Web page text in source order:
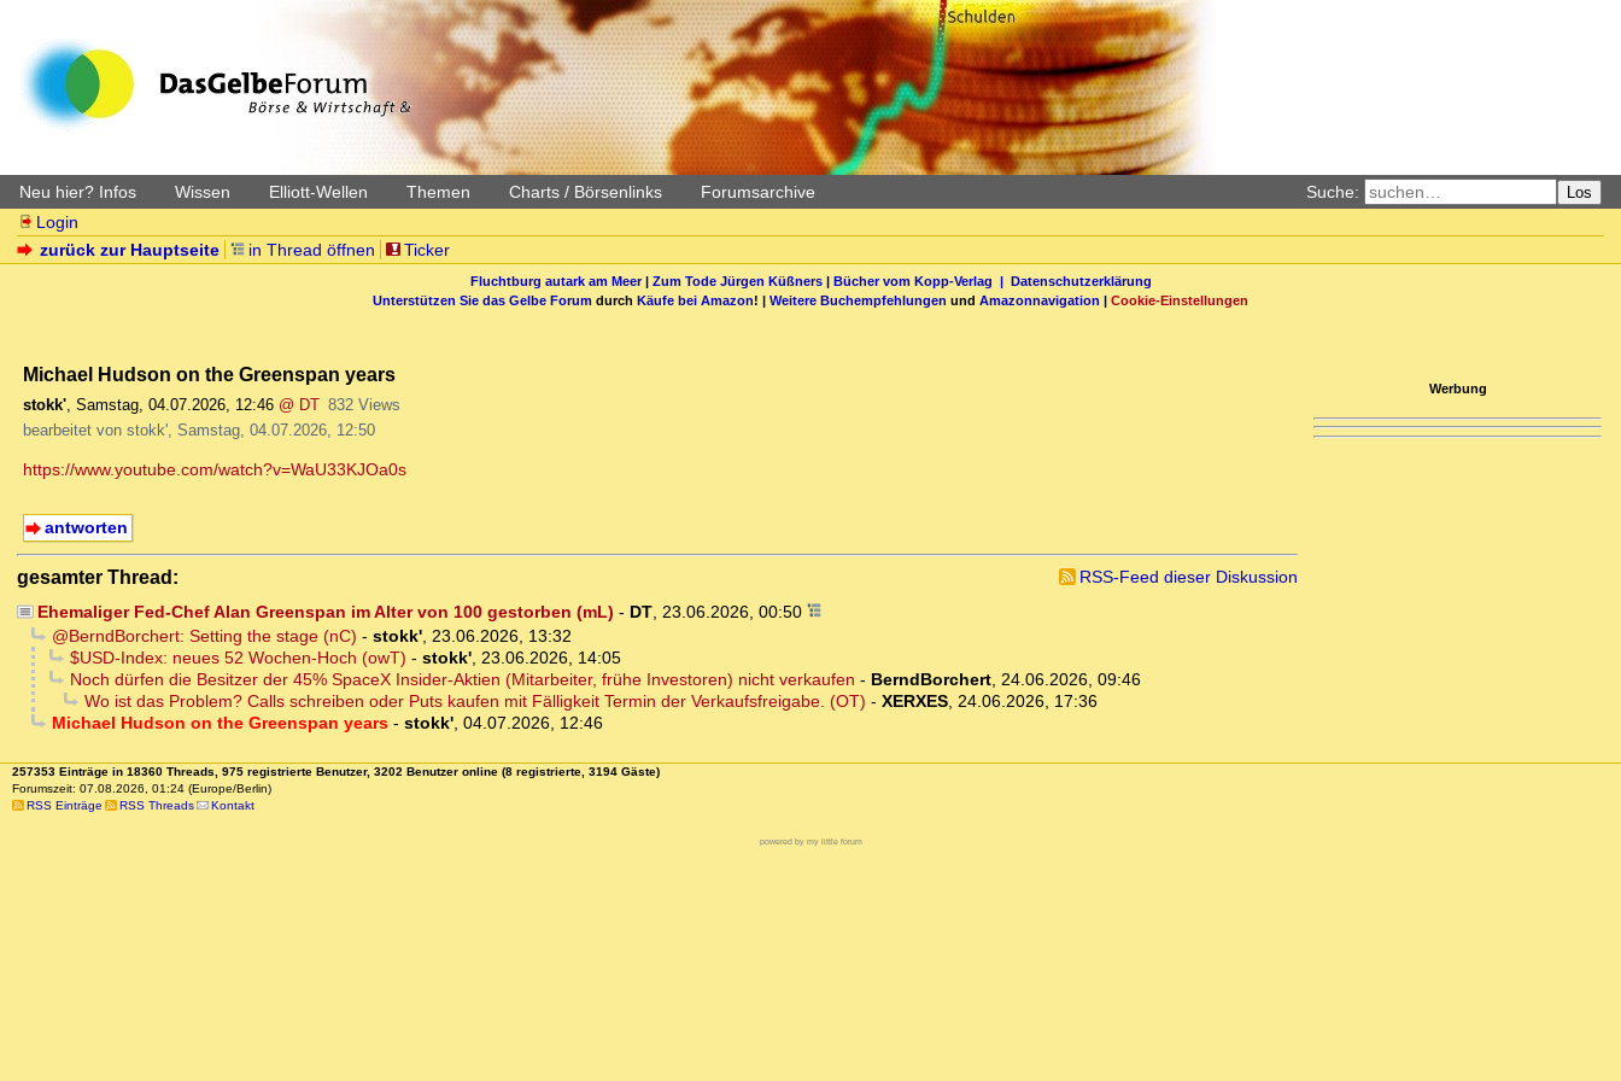
Neu hier? Infos Wissen Elliott-Wellen Themen Charts / Börsenlinks Forumsarchive Suche: Los
Login
zurück zur Hauptseite
in Thread öffnen Ticker
Fluchtburg autark am Meer| Zum Tode Jürgen Küßners| Bücher vom Kopp-Verlag | Datenschutzerklärung
Unterstützen Sie das Gelbe Forum durch Käufe bei Amazon! | Weitere Buchempfehlungen und Amazonnavigation | Cookie-Einstellungen
Michael Hudson on the Greenspan years
stokk', Samstag, 04.07.2026, 12:46 @ DT 832 Views
bearbeitet von stokk', Samstag, 04.07.2026, 12:50
https://www.youtube.com/watch?v=WaU33KJOa0s
antworten
gesamter Thread:
RSS-Feed dieser Diskussion
Ehemaliger Fed-Chef Alan Greenspan im Alter von 100 gestorben (mL) - DT, 23.06.2026, 00:50
@BerndBorchert: Setting the stage (nC) - stokk', 23.06.2026, 13:32
$USD-Index: neues 52 Wochen-Hoch (owT) - stokk', 23.06.2026, 14:05
Noch dürfen die Besitzer der 45% SpaceX Insider-Aktien (Mitarbeiter, frühe Investoren) nicht verkaufen - BerndBorchert, 24.06.2026, 09:46
Wo ist das Problem? Calls schreiben oder Puts kaufen mit Fälligkeit Termin der Verkaufsfreigabe. (OT) - XERXES, 24.06.2026, 17:36
Michael Hudson on the Greenspan years- stokk', 04.07.2026, 12:46
Werbung
257353 Einträge in 18360 Threads, 975 registrierte Benutzer, 3202 Benutzer online (8 registrierte, 3194 Gäste)
Forumszeit: 07.08.2026, 01:24 (Europe/Berlin)
RSS Einträge
RSS Threads Kontakt
powered by my little forum